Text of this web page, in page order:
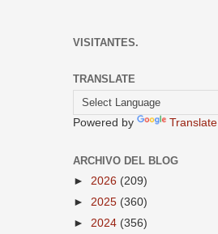
VISITANTES.
TRANSLATE
Powered by Translate
ARCHIVO DEL BLOG
► 2026 (209)
► 2025 (360)
► 2024 (356)